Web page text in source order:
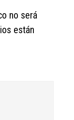
no será
están